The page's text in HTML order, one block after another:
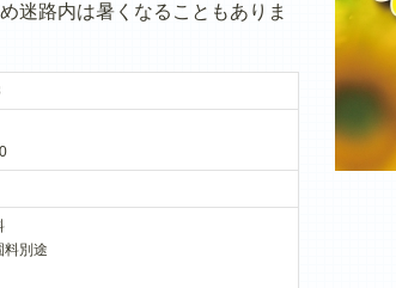
迷路内は暑くなることもありま
料別途